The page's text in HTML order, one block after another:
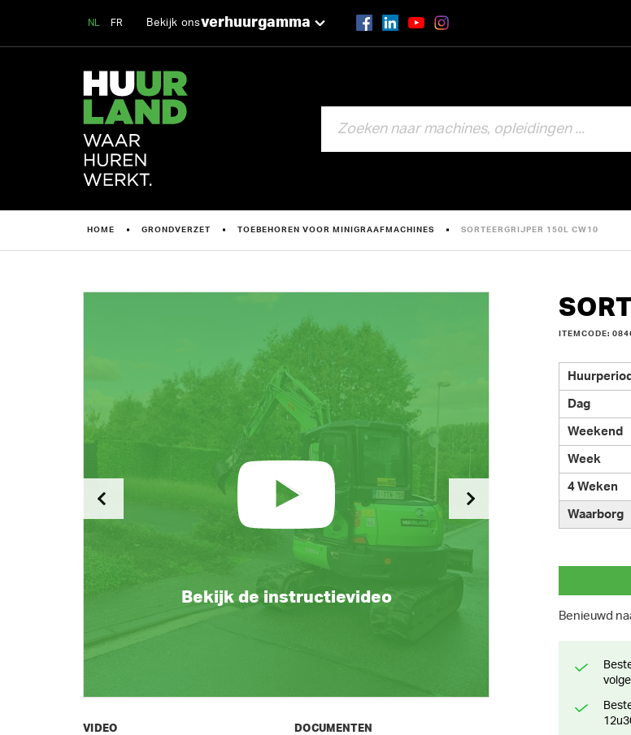
NL FR Bekijk onsverhuurgamma
HOME GRONDVERZET TOEBEHOREN VOOR MINIGRAAFMACHINES SORTEERGRIJPER 150L CW10
ITEMCODE:
Bekijk de instructievideo
VIDEO DOCUMENTEN
Dag
Weekend
Week
4 Weken
Waarborg
Benieuwd
Besteld op weekdagen voor 13 uur? Klaar voor levering of afhaling de
Besteld tijdens het weekend? Klaar voor levering of afhaling vanaf maandag